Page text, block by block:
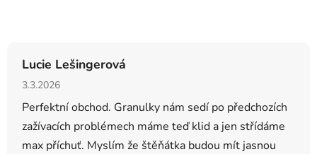
Lucie Lešingerová
Hodnocení obchodu je 5 z 5 hvězdiček.
3.3.2026
Perfektní obchod. Granulky nám sedí po předchozích
zažívacích problémech máme teď klid a jen střídáme
max příchuť. Myslím že štěňátka budou mít jasnou